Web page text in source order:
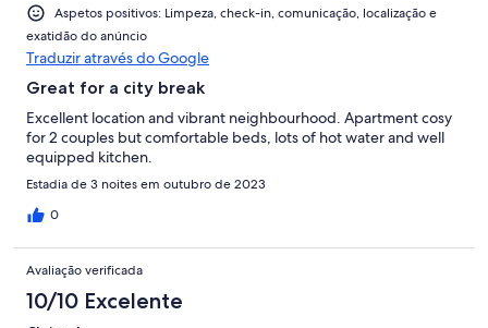
Aspetos positivos: Limpeza, check-in, comunicação, localização e
exatidão do anúncio
Traduzir através do Google
Great for a city break
Excellent location and vibrant neighbourhood. Apartment cosy
for 2 couples but comfortable beds, lots of hot water and well
equipped kitchen.
Estadia de 3 noites em outubro de 2023
0
Avaliação verificada
10/10 Excelente